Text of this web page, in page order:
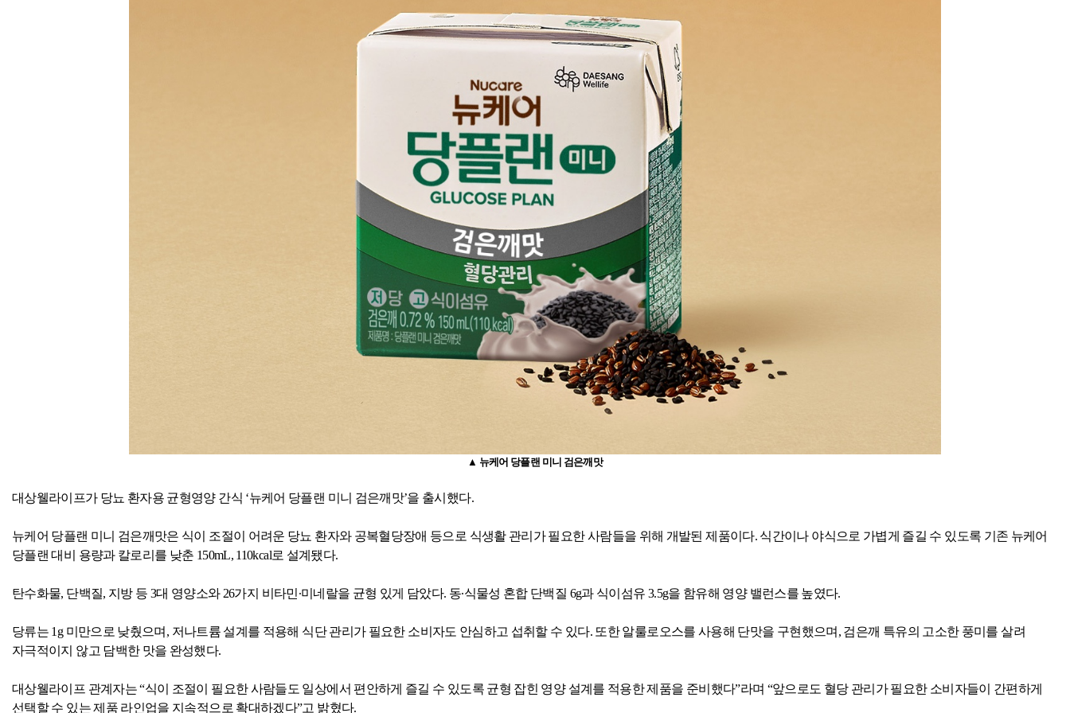
▲ 뉴케어 당플랜 미니 검은깨맛
대상웰라이프가 당뇨 환자용 균형영양 간식 ‘뉴케어 당플랜 미니 검은깨맛’을 출시했다.
뉴케어 당플랜 미니 검은깨맛은 식이 조절이 어려운 당뇨 환자와 공복혈당장애 등으로 식생활 관리가 필요한 사람들을 위해 개발된 제품이다. 식간이나 야식으로 가볍게 즐길 수 있도록 기존 뉴케어
당플랜 대비 용량과 칼로리를 낮춘 150mL, 110kcal로 설계됐다.
탄수화물, 단백질, 지방 등 3대 영양소와26가지 비타민∙미네랄을 균형 있게 담았다. 동∙식물성 혼합 단백질 6g과 식이섬유 3.5g을 함유해 영양 밸런스를 높였다.
당류는 1g 미만으로 낮췄으며 , 저나트륨 설계를 적용해 식단 관리가 필요한 소비자도 안심하고 섭취할 수 있다. 또한 알룰로오스를 사용해 단맛을 구현했으며 , 검은깨 특유의 고소한 풍미를 살려
자극적이지 않고 담백한 맛을 완성했다.
대상웰라이프 관계자는 “식이 조절이 필요한 사람들도 일상에서 편안하게 즐길 수 있도록 균형 잡힌 영양 설계를 적용한 제품을 준비했다”라며 “앞으로도 혈당 관리가 필요한 소비자들이 간편하게
선택할 수 있는 제품 라인업을 지속적으로 확대하겠다”고 밝혔다.